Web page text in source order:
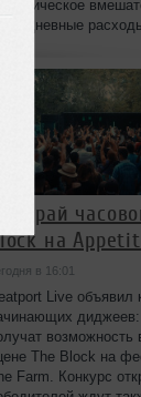
Выиграй
на
в 16:01
Live объявил
диджеев:
возможность
The Block на
Farm. Конкурс